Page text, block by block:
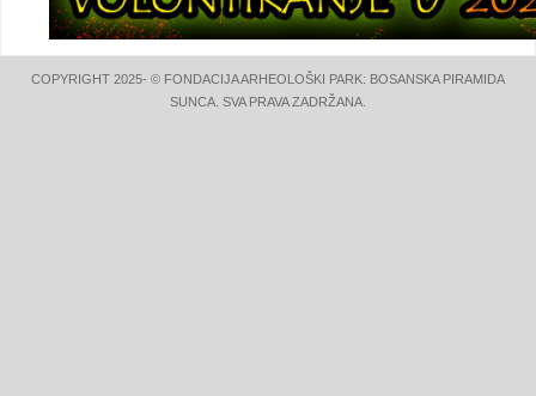
COPYRIGHT 2025- © FONDACIJA ARHEOLOŠKI PARK: BOSANSKA PIRAMIDA
SUNCA. SVA PRAVA ZADRŽANA.